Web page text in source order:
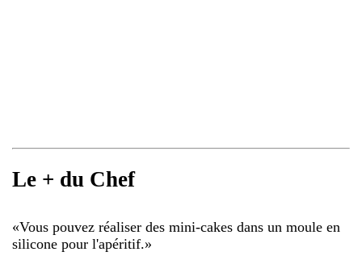
Le + du Chef
«Vous pouvez réaliser des mini-cakes dans un moule en
silicone pour l'apéritif.»